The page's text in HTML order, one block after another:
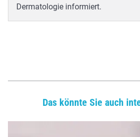
Dermatologie informiert.
Das könnte Sie auch